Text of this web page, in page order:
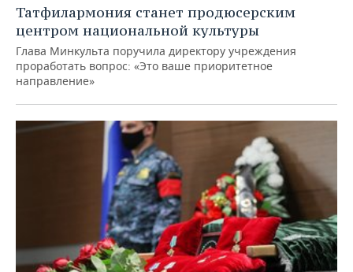
Татфилармония станет продюсерским
центром национальной культуры
Глава Минкульта поручила директору учреждения
проработать вопрос: «Это ваше приоритетное
направление»